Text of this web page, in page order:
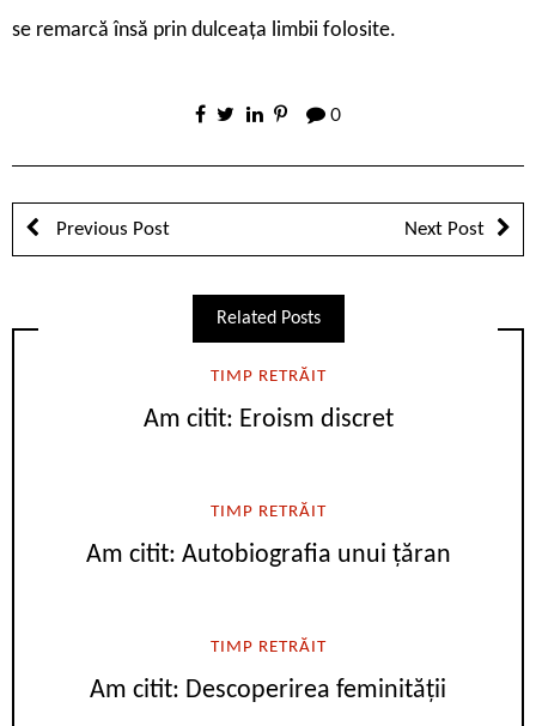
se remarcă însă prin dulceața limbii folosite.
0
Previous Post Next Post
Related Posts
TIMP RETRĂIT
Am citit: Eroism discret
TIMP RETRĂIT
Am citit: Autobiografia unui țăran
TIMP RETRĂIT
Am citit: Descoperirea feminității